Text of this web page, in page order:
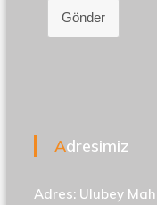
Gönder
Adresimiz
Adres: Ulubey